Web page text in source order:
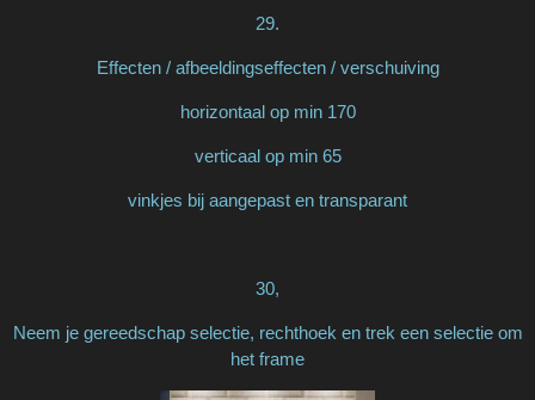
29.
Effecten / afbeeldingseffecten / verschuiving
horizontaal op min 170
verticaal op min 65
vinkjes bij aangepast en transparant
30,
Neem je gereedschap selectie, rechthoek en trek een selectie om
het frame